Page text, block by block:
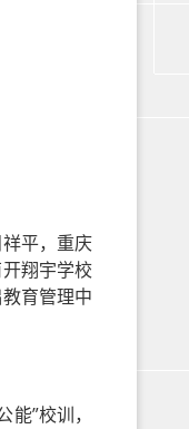
平，重庆
翔宇学校
育管理中
”校训，